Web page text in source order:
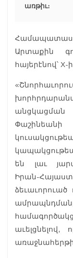
առթիւ։
Արտաքին
հայերէնով՝ X-
անցկացման
են լաւ
Իրան-